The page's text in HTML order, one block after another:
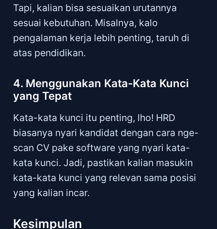
Tapi, kalian bisa sesuaikan urutannya
sesuai kebutuhan. Misalnya, kalo
pengalaman kerja lebih penting, taruh di
atas pendidikan.
4. Menggunakan Kata-Kata Kunci
yang Tepat
Kata-kata kunci itu penting, lho! HRD
biasanya nyari kandidat dengan cara nge-
scan CV pake software yang nyari kata-
kata kunci. Jadi, pastikan kalian masukin
kata-kata kunci yang relevan sama posisi
yang kalian incar.
Kesimpulan